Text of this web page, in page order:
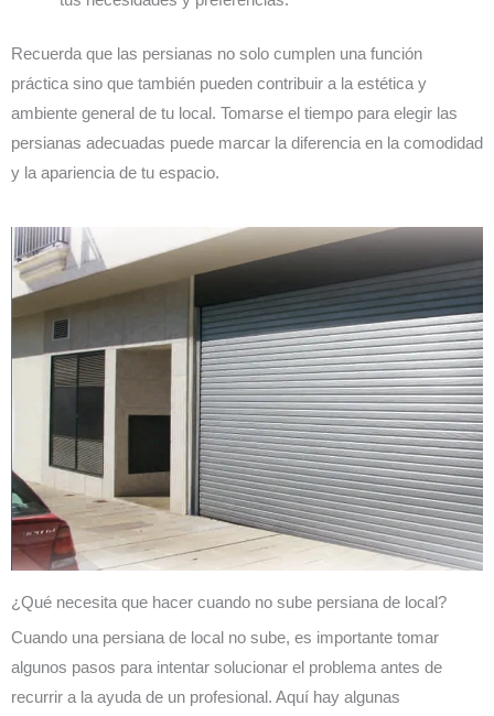
Recuerda que las persianas no solo cumplen una función
práctica sino que también pueden contribuir a la estética y
ambiente general de tu local. Tomarse el tiempo para elegir las
persianas adecuadas puede marcar la diferencia en la comodidad
y la apariencia de tu espacio.
¿Qué necesita que hacer cuando no sube persiana de local?
Cuando una persiana de local no sube, es importante tomar
algunos pasos para intentar solucionar el problema antes de
recurrir a la ayuda de un profesional. Aquí hay algunas